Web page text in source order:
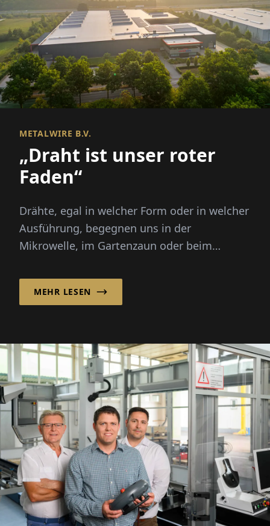
METALWIRE B.V.
„Draht ist unser roter
Faden“
Drähte, egal in welcher Form oder in welcher
Ausführung, begegnen uns in der
Mikrowelle, im Gartenzaun oder beim
MEHR LESEN